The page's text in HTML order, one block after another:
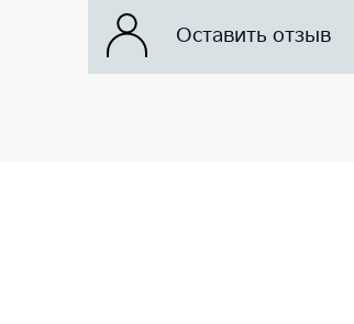
Оставить отзыв